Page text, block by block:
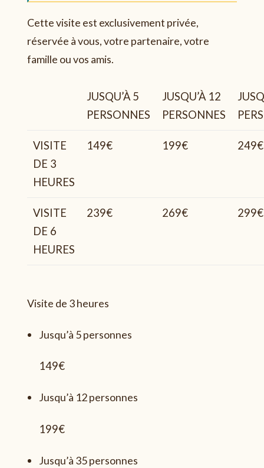
Cette visite est exclusivement privée,
réservée à vous, votre partenaire, votre
famille ou vos amis.
JUSQU’À 5
PERSONNES
JUSQU’À 12
PERSONNES
VISITE
DE 3
HEURES
149€ 199€ 249€
VISITE
DE 6
HEURES
239€ 269€ 299€
Visite de 3 heures
Jusqu’à 5 personnes
149€
Jusqu’à 12 personnes
199€
Jusqu’à 35 personnes